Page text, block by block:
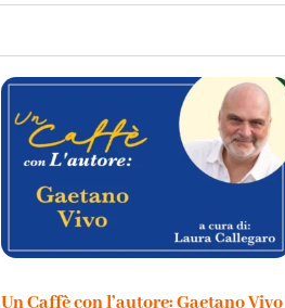
Un Caffè con l’autore: Gaetano Vivo